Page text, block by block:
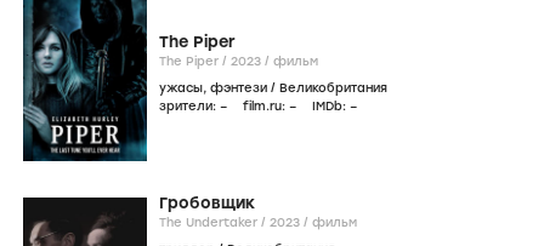
The Piper
The Piper / 2023 / фильм
ужасы, фэнтези / Великобритания
зрители: – film.ru: – IMDb: –
Гробовщик
The Undertaker / 2023 / фильм